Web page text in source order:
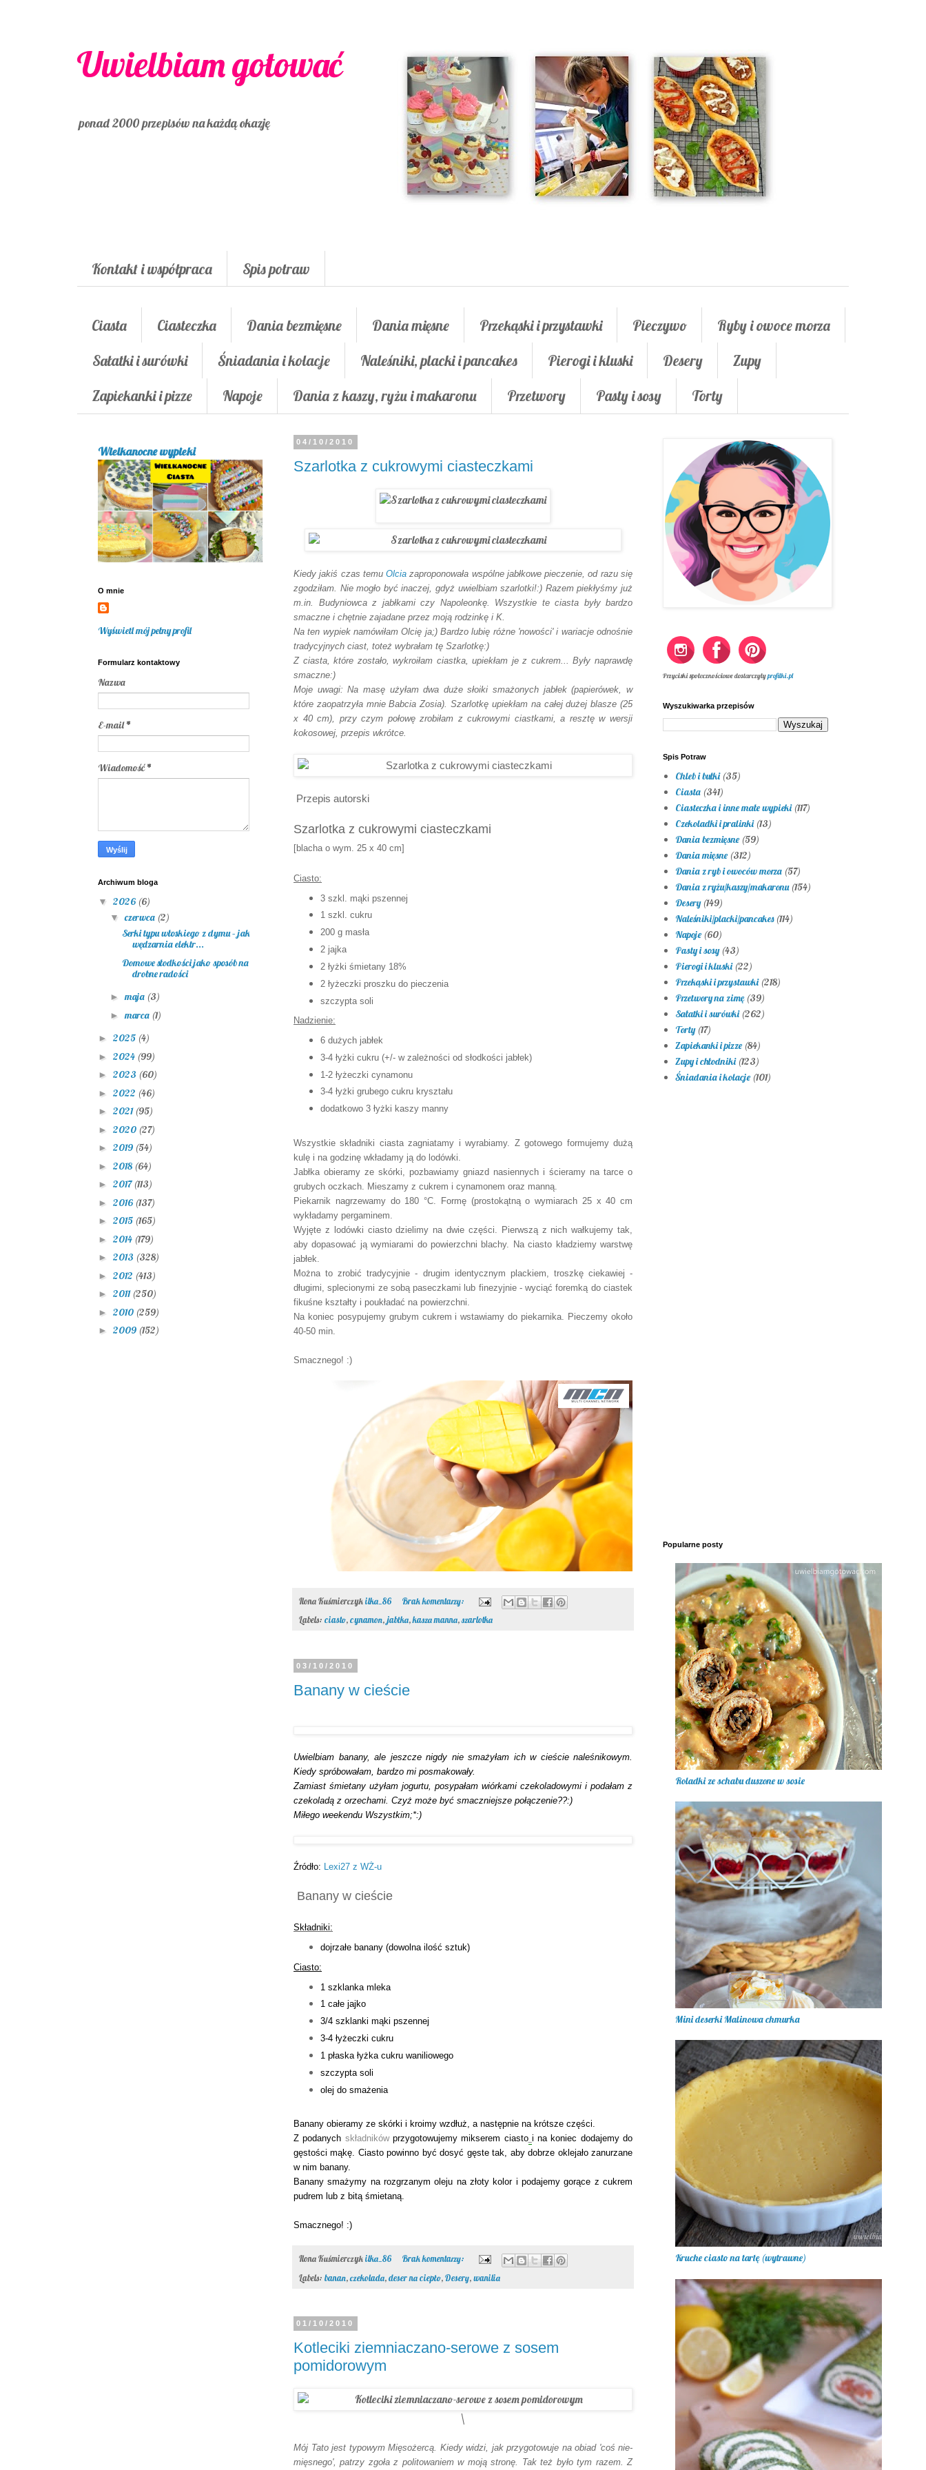
Uwielbiam gotować
ponad 2000 przepisów na każdą okazję
Kontakt i współpraca Spis potraw
Ciasta Ciasteczka Dania bezmięsne Dania mięsne Przekąski i przystawki Pieczywo
Ryby i owoce morza
Sałatki i surówki
Śniadania i kolacje Naleśniki, placki i pancakes Pierogi i kluski Desery
Zupy
Zapiekanki i pizze
Napoje Dania z kaszy, ryżu i makaronu Przetwory Pasty i sosy Torty
04/10/2010
Szarlotka z cukrowymi ciasteczkami
Kiedy jakiś czas temuOlcia zaproponowała wspólne jabłkowe pieczenie, od razu się
zgodziłam. Nie mogło być inaczej, gdyż uwielbiam szarlotki!:) Razem piekłyśmy już
m.in. Budyniowca z jabłkami czy Napoleonkę. Wszystkie te ciasta były bardzo
smaczne i chętnie zajadane przez moją rodzinkę i K.
Na ten wypiek namówiłam Olcię ja;) Bardzo lubię różne 'nowości' i wariacje odnośnie
tradycyjnych ciast, toteż wybrałam tę Szarlotkę:)
Z ciasta, które zostało, wykroiłam ciastka, upiekłam je z cukrem... Były naprawdę
smaczne:)
Moje uwagi: Na masę użyłam dwa duże słoiki smażonych jabłek (papierówek, w
które zaopatrzyła mnie Babcia Zosia). Szarlotkę upiekłam na całej dużej blasze (25
x 40 cm), przy czym połowę zrobiłam z cukrowymi ciastkami, a resztę w wersji
kokosowej, przepis wkrótce.
Przepis autorski
Szarlotka z cukrowymi ciasteczkami
[blacha o wym. 25 x 40 cm]
Ciasto:
3 szkl. mąki pszennej
1 szkl. cukru
200 g masła
2 jajka
2 łyżki śmietany 18%
2 łyżeczki proszku do pieczenia
szczypta soli
Nadzienie:
6 dużych jabłek
3-4 łyżki cukru (+/- w zależności od słodkości jabłek)
1-2 łyżeczki cynamonu
3-4 łyżki grubego cukru kryształu
dodatkowo 3 łyżki kaszy manny
Wszystkie składniki ciasta zagniatamy i wyrabiamy. Z gotowego formujemy dużą
kulę i na godzinę wkładamy ją do lodówki.
Jabłka obieramy ze skórki, pozbawiamy gniazd nasiennych i ścieramy na tarce o
grubych oczkach. Mieszamy z cukrem i cynamonem oraz manną.
Piekarnik nagrzewamy do 180 °C. Formę (prostokątną o wymiarach 25 x 40 cm
wykładamy pergaminem.
Wyjęte z lodówki ciasto dzielimy na dwie części. Pierwszą z nich wałkujemy tak,
aby dopasować ją wymiarami do powierzchni blachy. Na ciasto kładziemy warstwę
jabłek.
Można to zrobić tradycyjnie - drugim identycznym plackiem, troszkę ciekawiej -
długimi, splecionymi ze sobą paseczkami lub finezyjnie - wyciąć foremką do ciastek
fikuśne kształty i poukładać na powierzchni.
Na koniec posypujemy grubym cukrem i wstawiamy do piekarnika. Pieczemy około
40-50 min.
Smacznego! :)
Ilona Kuśmierczykilka_86
Brak komentarzy:
Labels: ciasto,cynamon,jabłka,kasza manna,szarlotka
03/10/2010
Banany w cieście
Uwielbiam banany, ale jeszcze nigdy nie smażyłam ich w cieście naleśnikowym.
Kiedy spróbowałam, bardzo mi posmakowały.
Zamiast śmietany użyłam jogurtu, posypałam wiórkami czekoladowymi i podałam z
czekoladą z orzechami. Czyż może być smaczniejsze połączenie??:)
Miłego weekendu Wszystkim;*:)
Źródło: Lexi27 z WŻ-u
Banany w cieście
Składniki:
dojrzałe banany (dowolna ilość sztuk)
Ciasto:
1 szklanka mleka
1 całe jajko
3/4 szklanki mąki pszennej
3-4 łyżeczki cukru
1 płaska łyżka cukru waniliowego
szczypta soli
olej do smażenia
Banany obieramy ze skórki i kroimy wzdłuż, a następnie na krótsze części.
Z podanych składnikówprzygotowujemy mikserem ciasto i na koniec dodajemy do
gęstości mąkę. Ciasto powinno być dosyć gęste tak, aby dobrze oklejało zanurzane
w nim banany.
Banany smażymy na rozgrzanym oleju na złoty kolor i podajemy gorące z cukrem
pudrem lub z bitą śmietaną.
Smacznego! :)
Ilona Kuśmierczykilka_86
Brak komentarzy:
Labels: banan,czekolada,deser na ciepło,Desery,wanilia
01/10/2010
Kotleciki ziemniaczano-serowe z sosem
pomidorowym
\
Mój Tato jest typowym Mięsożercą. Kiedy widzi, jak przygotowuje na obiad 'coś nie-
mięsnego', patrzy zgoła z politowaniem w moją stronę. Tak też było tym razem. Z
Wielkanocne wypieki
O mnie
Wyświetl mój pełny profil
Formularz kontaktowy
Nazwa
E-mail*
Wiadomość*
Archiwum bloga
▼ 2026 (6)
▼czerwca (2)
Serki typu włoskiego z dymu – jak
wędzarnia elektr...
Domowe słodkości jako sposób na
drobne radości
►maja (3)
► marca (1)
► 2025 (4)
► 2024 (99)
► 2023 (60)
► 2022 (46)
► 2021 (95)
► 2020 (27)
► 2019 (54)
► 2018 (64)
► 2017(113)
► 2016 (137)
► 2015 (165)
► 2014 (179)
► 2013 (328)
► 2012 (413)
► 2011 (250)
► 2010 (259)
► 2009 (152)
Przyciski społecznościowe dostarczyłyprofilki.pl
Wyszukiwarka przepisów
Spis Potraw
Chleb i bułki (35)
Ciasta (341)
Ciasteczka i inne małe wypieki (117)
Czekoladki i pralinki (13)
Dania bezmięsne (59)
Dania mięsne (312)
Dania z ryb i owoców morza (57)
Dania z ryżu/kaszy/makaronu (154)
Desery (149)
Naleśniki/placki/pancakes (114)
Napoje (60)
Pasty i sosy (43)
Pierogi i kluski (22)
Przekąski i przystawki (218)
Przetwory na zimę (39)
Sałatki i surówki (262)
Torty (17)
Zapiekanki i pizze (84)
Zupy i chłodniki (123)
Śniadania i kolacje (101)
Popularne posty
Roladki ze schabu duszone w sosie
Mini deserki Malinowa chmurka
Kruche ciasto na tartę (wytrawne)